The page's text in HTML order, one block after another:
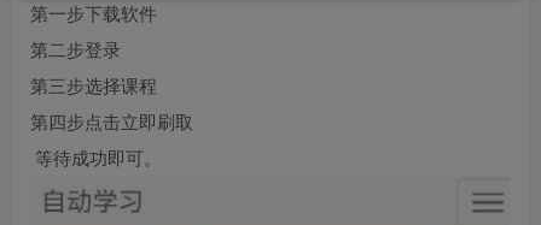
第一步下载软件
第二步登录
第三步选择课程
第四步点击立即刷取
等待成功即可。